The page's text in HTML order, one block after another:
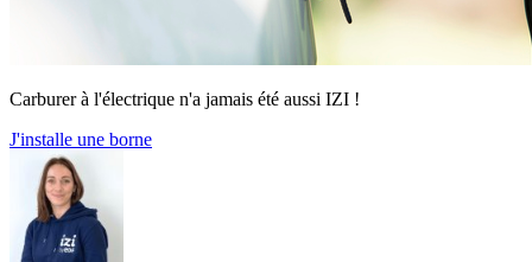
Carburer à l'électrique n'a jamais été aussi IZI !
J'installe une borne